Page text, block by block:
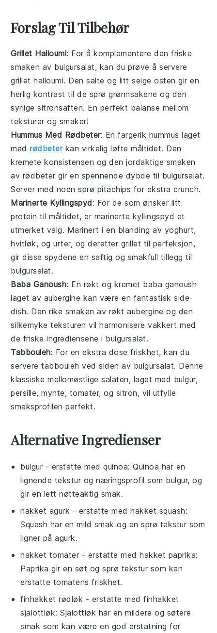
Forslag Til Tilbehør
Grillet Halloumi: For å komplementere den friske
smaken av bulgursalat, kan du prøve å servere
grillet halloumi. Den salte og litt seige osten gir en
herlig kontrast til de sprø grønnsakene og den
syrligesitronsaften. En perfekt balanse mellom
teksturer og smaker!
Hummus Med Rødbeter: En fargerik hummus laget
medrødbeterkan virkelig løfte måltidet. Den
kremete konsistensen og den jordaktige smaken
av rødbeter gir en spennende dybde til bulgursalat.
Server med noen sprø pitachips for ekstra crunch.
Marinerte Kyllingspyd: For de som ønsker litt
protein til måltidet, er marinerte kyllingspyd et
utmerket valg. Marinert i en blanding av yoghurt,
hvitløk, ogurter, og deretter grillet til perfeksjon,
gir disse spydene en saftig og smakfull tillegg til
bulgursalat.
Baba Ganoush: En røkt og kremet baba ganoush
laget av aubergine kan være en fantastisk side-
dish. Den rike smaken av røkt aubergine og den
silkemyke teksturen vil harmonisere vakkert med
de friske ingrediensene i bulgursalat.
Tabbouleh: For en ekstra dose friskhet, kan du
serveretabbouleh ved siden av bulgursalat. Denne
klassiskemellomøstlige salaten, laget med bulgur,
persille,mynte, tomater, og sitron, vil utfylle
smaksprofilen perfekt.
Alternative Ingredienser
bulgur - erstatte medquinoa: Quinoa har en
lignende tekstur og næringsprofil som bulgur, og
gir en lett nøtteaktig smak.
hakket agurk - erstatte medhakket squash:
Squash har en mild smak og en sprø tekstur som
ligner på agurk.
hakket tomater - erstatte medhakket paprika:
Paprika gir en søt og sprø tekstur som kan
erstatte tomatens friskhet.
finhakket rødløk - erstatte medfinhakket
sjalottløk: Sjalottløk har en mildere og søtere
smak som kan være en god erstatning for